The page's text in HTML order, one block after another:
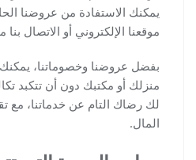
يمكنك الاستفادة من عروضنا
موقعنا الإلكتروني أو الاتصال
بفضل عروضنا وخصوماتنا،
منزلك أو مكتبك دون أن تتكبد
لك رضاك التام عن خدماتنا، مع
المال.